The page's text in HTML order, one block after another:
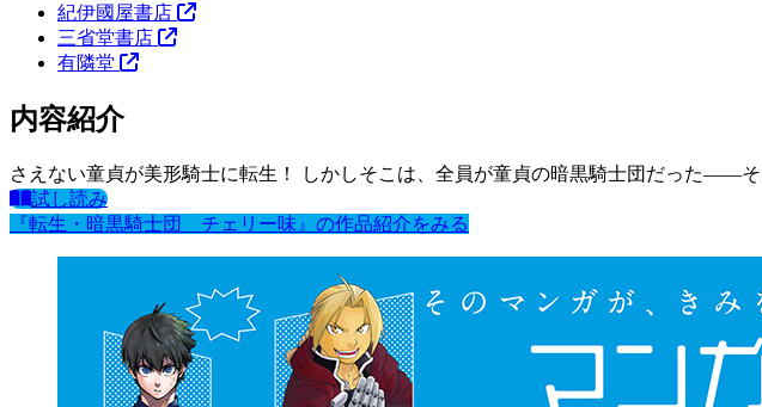
紀伊國屋書店
三省堂書店
有隣堂
内容紹介
さえない童貞が美形騎士に転生！ しかしそこは、全員が童貞の暗黒騎士団だった――
試し読み
『転生・暗黒騎士団 チェリー味』の作品紹介をみる